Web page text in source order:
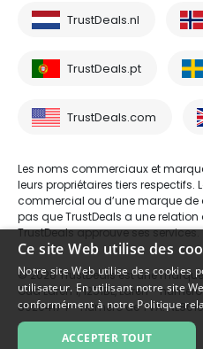
TrustDeals.nl
TrustDeals.pt
TrustDeals.com
Les noms commerciaux et
leurs propriétaires tiers respectifs.
commercial ou d’une marque de
pas que TrustDeals a une
TrustDeals approuve ses services.
© 2026 TrustDeals est une marque
Oud Laren 1, 1251BL, Laren -
80264174 - numéro de TVA:
Ce site Web utilise des
Notre site Web utilise des cookies
utilisateur. En utilisant notre site
conformément à notre Politique
ACCEPTER TOUT